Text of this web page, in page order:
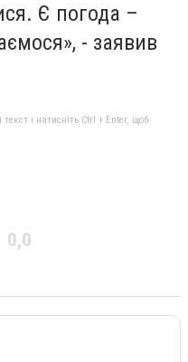
Є погода –
- заявив
і натисніть Ctrl + Enter, щоб
0,0